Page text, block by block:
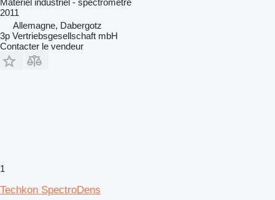
Matériel industriel - spectromètre
2011
Allemagne, Dabergotz
3p Vertriebsgesellschaft mbH
Contacter le vendeur
1
Techkon SpectroDens